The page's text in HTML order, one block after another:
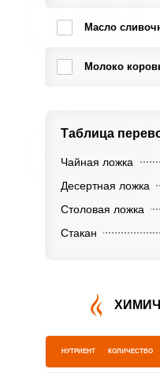
Масло
Молоко
Таблица
Чайная ложка
Десертная ложка
Столовая ложка
Стакан
НУТРИЕНТ КОЛИЧЕСТВО